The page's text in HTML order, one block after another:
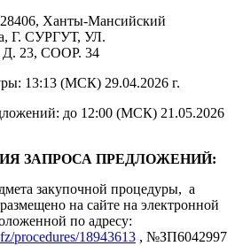
Ханты-Мансийский
Г. СУРГУТ, УЛ.
23, СООР. 34
13:13 (МСК) 29.04.2026 г.
до 12:00 (МСК) 21.05.2026
ЗАПРОСА ПРЕДЛОЖЕНИЙ:
закупочной процедуры, а
на сайте на электронной
по адресу:
procedures/18943613 , №ЗП6042997